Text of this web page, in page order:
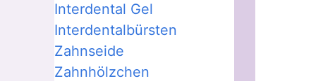
Interdental Gel
Interdentalbürsten
Zahnseide
Zahnhölzchen